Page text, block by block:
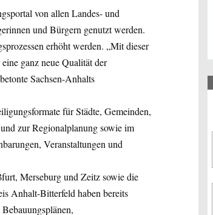
von allen Landes- und
und Bürgern genutzt werden.
erhöht werden. „Mit dieser
ganz neue Qualität der
Sachsen-Anhalts
für Städte, Gemeinden,
zur Regionalplanung sowie im
Veranstaltungen und
Merseburg und Zeitz sowie die
Anhalt-Bitterfeld haben bereits